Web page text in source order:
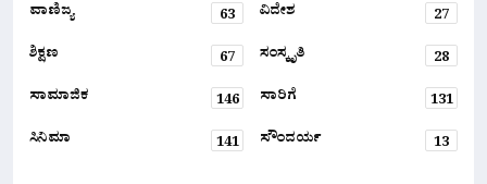
ವಾಣಿಜ್ಯ
63 ವಿದೇಶ
27
ಶಿಕ್ಷಣ
67 ಸಂಸ್ಕೃತಿ
28
ಸಾಮಾಜಿಕ
146 ಸಾರಿಗೆ
131
ಸಿನಿಮಾ
141 ಸೌಂದರ್ಯ 13